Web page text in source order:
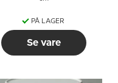
PÅ LAGER
Se vare